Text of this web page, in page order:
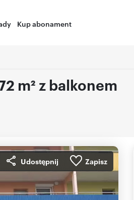
Kup abonament
m² z balkonem
Udostępnij Zapisz